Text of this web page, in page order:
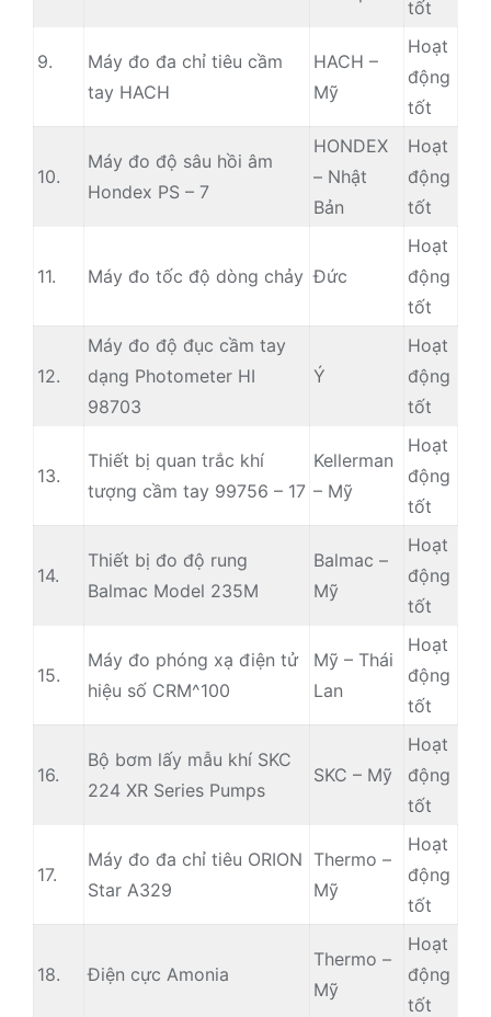
tốt
9.
Máy đo đa chỉ tiêu cầm
tay HACH
HACH –
Mỹ
Hoạt
động
tốt
10.
Máy đo độ sâu hồi âm
Hondex PS – 7
HONDEX
– Nhật
Bản
Hoạt
động
tốt
11. Máy đo tốc độ dòng chảy Đức
Hoạt
động
tốt
12.
Máy đo độ đục cầm tay
dạng Photometer HI
98703
Ý
Hoạt
động
tốt
13.
Thiết bị quan trắc khí
tượng cầm tay 99756 – 17
Kellerman
– Mỹ
Hoạt
động
tốt
14.
Thiết bị đo độ rung
Balmac Model 235M
Balmac –
Mỹ
Hoạt
động
tốt
15.
Máy đo phóng xạ điện tử
hiệu số CRM^100
Mỹ – Thái
Lan
Hoạt
động
tốt
16.
Bộ bơm lấy mẫu khí SKC
224 XR Series Pumps
SKC – Mỹ
Hoạt
động
tốt
17.
Máy đo đa chỉ tiêu ORION
Star A329
Thermo –
Mỹ
Hoạt
động
tốt
18. Điện cực Amonia
Thermo –
Mỹ
Hoạt
động
tốt